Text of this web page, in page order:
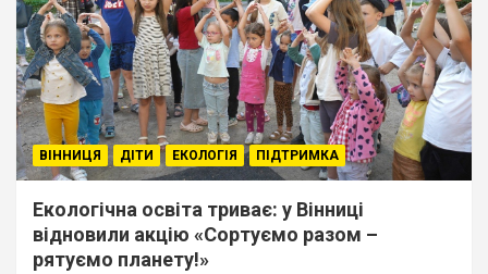
ВІННИЦЯ ДІТИ ЕКОЛОГІЯ ПІДТРИМКА
Екологічна освіта триває: у Вінниці
відновили акцію «Сортуємо разом –
рятуємо планету!»